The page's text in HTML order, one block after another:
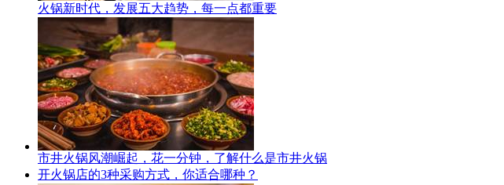
火锅新时代，发展五大趋势，每一点都重要
市井火锅风潮崛起，花一分钟，了解什么是市井火锅
开火锅店的3种采购方式，你适合哪种？